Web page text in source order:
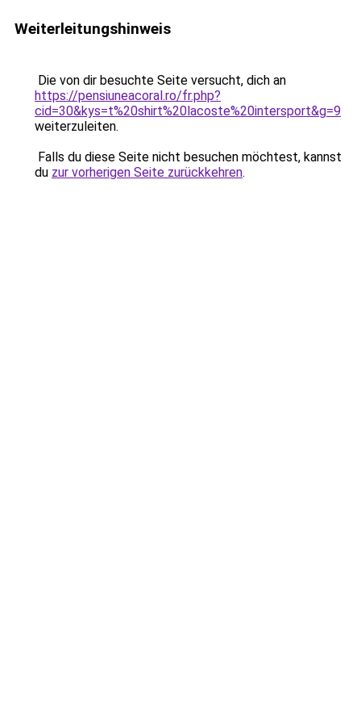
Weiterleitungshinweis
Die von dir besuchte Seite versucht, dich an
https://pensiuneacoral.ro/fr.php?
cid=30&kys=t%20shirt%20lacoste%20intersport&g=9
weiterzuleiten.
Falls du diese Seite nicht besuchen möchtest, kannst
du zur vorherigen Seite zurückkehren.